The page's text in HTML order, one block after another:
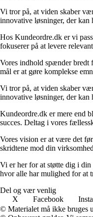
Vi tror på, at viden skaber
innovative løsninger, der
Hos Kundeordre.dk er vi
fokuserer på at levere
Vores indhold spænder bredt
mål er at gøre komplekse
Vi tror på, at viden skaber
innovative løsninger, der
Kundeordre.dk er mere end
succes. Deltag i vores
Vores vision er at være det
skridtene mod din
Vi er her for at støtte dig i
hvor alle har mulighed for at
Del og vær venlig
X
Facebook
© Materialet må ikke bruges